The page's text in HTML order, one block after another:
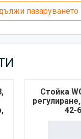
пазаруването
Стойка
42-